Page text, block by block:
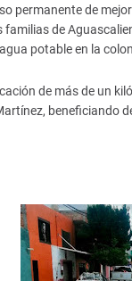
permanente de
familias de
potable en la
de más de un
beneficiando